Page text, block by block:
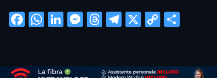
Facebook
WhatsApp
LinkedIn
Messenger
Threads
Telegram
X
Copy